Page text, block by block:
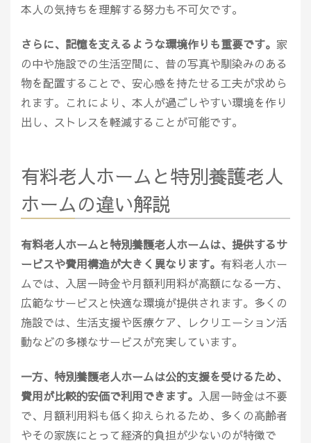
本人の気持ちを理解する努力も不可欠です。
さらに、記憶を支えるような環境作りも重要です。 家
の中や施設での生活空間に、昔の写真や馴染みのある
物を配置することで、安心感を持たせる工夫が求めら
れます。これにより、本人が過ごしやすい環境を作り
出し、ストレスを軽減することが可能です。
有料老人ホームと特別養護老人
ホームの違い解説
有料老人ホームと特別養護老人ホームは、提供するサ
ービスや費用構造が大きく異なります。 有料老人ホー
ムでは、入居一時金や月額利用料が高額になる一方、
広範なサービスと快適な環境が提供されます。多くの
施設では、生活支援や医療ケア、レクリエーション活
動などの多様なサービスが充実しています。
一方、特別養護老人ホームは公的支援を受けるため、
費用が比較的安価で利用できます。 入居一時金は不要
で、月額利用料も低く抑えられるため、多くの高齢者
やその家族にとって経済的負担が少ないのが特徴で